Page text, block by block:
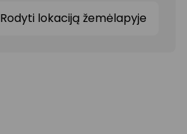
Rodyti lokaciją žemėlapyje